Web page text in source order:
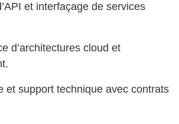
et interfaçage de services
d’architectures cloud et
et support technique avec contrats